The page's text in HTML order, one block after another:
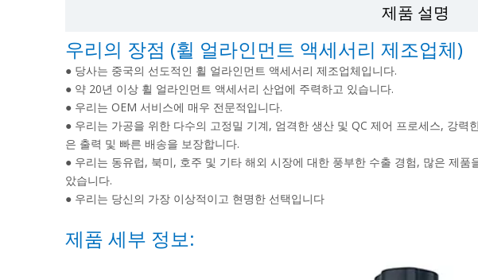
제품 설명
우리의 장점 (휠 얼라인먼트 액세서리 제조업체)
● 당사는 중국의 선도적인 휠 얼라인먼트 액세서리 제조업체입니다.
● 약 20년 이상 휠 얼라인먼트 액세서리 산업에 주력하고 있습니다.
● 우리는 OEM 서비스에 매우 전문적입니다.
● 우리는 가공을 위한 다수의 고정밀 기계, 엄격한 생산 및 QC 제어 프로세스, 강
은 출력 및 빠른 배송을 보장합니다.
● 우리는 동유럽, 북미, 호주 및 기타 해외 시장에 대한 풍부한 수출 경험, 많은 제
았습니다.
● 우리는 당신의 가장 이상적이고 현명한 선택입니다
제품 세부 정보: